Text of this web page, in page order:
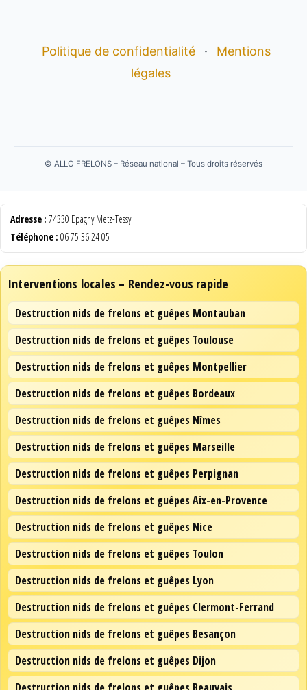
Politique de confidentialité ·
Mentions
légales
© ALLO FRELONS – Réseau national – Tous droits réservés
Adresse : 74330 Epagny Metz-Tessy
Téléphone : 06 75 36 24 05
Interventions locales – Rendez-vous rapide
Destruction nids de frelons et guêpes Montauban
Destruction nids de frelons et guêpes Toulouse
Destruction nids de frelons et guêpes Montpellier
Destruction nids de frelons et guêpes Bordeaux
Destruction nids de frelons et guêpes Nîmes
Destruction nids de frelons et guêpes Marseille
Destruction nids de frelons et guêpes Perpignan
Destruction nids de frelons et guêpes Aix-en-Provence
Destruction nids de frelons et guêpes Nice
Destruction nids de frelons et guêpes Toulon
Destruction nids de frelons et guêpes Lyon
Destruction nids de frelons et guêpes Clermont-Ferrand
Destruction nids de frelons et guêpes Besançon
Destruction nids de frelons et guêpes Dijon